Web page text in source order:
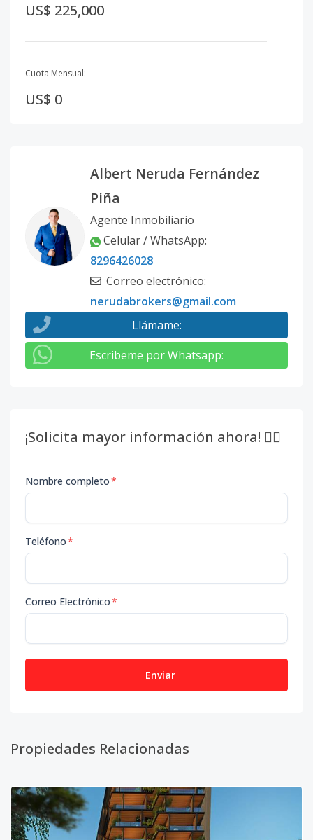
US$ 225,000
Cuota Mensual:
US$ 0
Albert Neruda Fernández
Piña
Agente Inmobiliario
Celular / WhatsApp:
8296426028
Correo electrónico:
nerudabrokers@gmail.com
Llámame:
Escribeme por Whatsapp:
¡Solicita mayor información ahora! 👇🏽
Nombre completo*
Teléfono*
Correo Electrónico*
Enviar
Propiedades Relacionadas